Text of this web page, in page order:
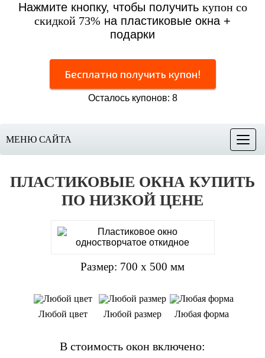
Нажмите кнопку, чтобы получить купон со
скидкой 73% на пластиковые окна +
подарки
Бесплатно получить купон!
Осталось купонов: 8
Меню
МЕНЮ САЙТА
ПЛАСТИКОВЫЕ ОКНА КУПИТЬ
ПО НИЗКОЙ ЦЕНЕ
Размер: 700 х 500 мм
Любой цвет Любой размер Любая форма
В стоимость окон включено: